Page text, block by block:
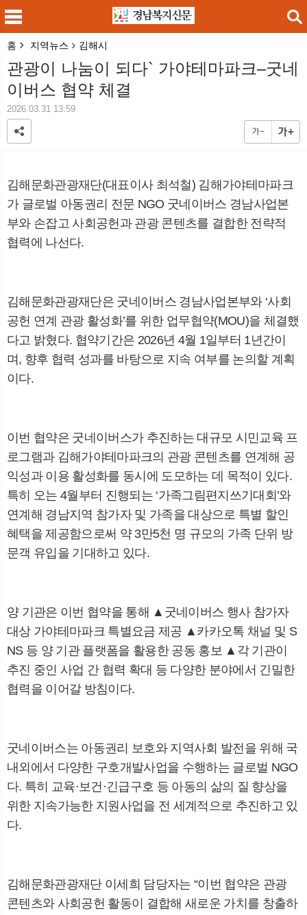
메
뉴 색
홈 지역뉴스 김해시
관광이 나눔이 되다` 가야테마파크–굿네
이버스 협약 체결
2026.03.31 13:59
김해문화관광재단(대표이사 최석철) 김해가야테마파크
가 글로벌 아동권리 전문 NGO 굿네이버스 경남사업본
부와 손잡고 사회공헌과 관광 콘텐츠를 결합한 전략적
협력에 나선다.
김해문화관광재단은 굿네이버스 경남사업본부와 ‘사회
공헌 연계 관광 활성화’를 위한 업무협약(MOU)을 체결했
다고 밝혔다. 협약기간은 2026년 4월 1일부터 1년간이
며 , 향후 협력 성과를 바탕으로 지속 여부를 논의할 계획
이다.
이번 협약은 굿네이버스가 추진하는 대규모 시민교육 프
로그램과 김해가야테마파크의 관광 콘텐츠를 연계해 공
익성과 이용 활성화를 동시에 도모하는 데 목적이 있다.
특히 오는4월부터 진행되는 ‘가족그림편지쓰기대회 ’와
연계해 경남지역 참가자 및 가족을 대상으로 특별 할인
혜택을 제공함으로써 약 3만5천 명 규모의 가족 단위 방
문객 유입을 기대하고 있다.
양 기관은 이번 협약을 통해 ▲ 굿네이버스 행사 참가자
대상 가야테마파크 특별요금 제공 ▲ 카카오톡 채널 및 S
NS 등 양 기관 플랫폼을 활용한 공동 홍보 ▲ 각 기관이
추진 중인 사업 간 협력 확대 등 다양한 분야에서 긴밀한
협력을 이어갈 방침이다.
굿네이버스는 아동권리 보호와 지역사회 발전을 위해 국
내외에서 다양한 구호개발사업을 수행하는 글로벌 NGO
다. 특히 교육·보건 ·긴급구호 등 아동의 삶의 질 향상을
위한 지속가능한 지원사업을 전 세계적으로 추진하고 있
다.
김해문화관광재단 이세희 담당자는 “이번 협약은 관광
콘텐츠와 사회공헌 활동이 결합해 새로운 가치를 창출하